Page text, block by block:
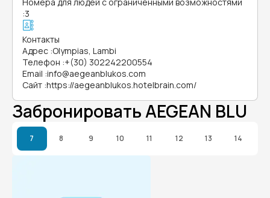
:3
Контакты
Адрес :Olympias, Lambi
Телефон :+(30) 302242200554
Email :info@aegeanblukos.com
Сайт :https://aegeanblukos.hotelbrain.com/
Забронировать AEGEAN BLU
7 8 9 10 11 12 13 14